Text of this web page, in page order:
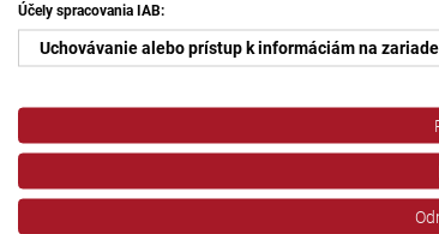
Účely spracovania IAB:
Uchovávanie alebo prístup k informáciám na
Vytvoriť profily pre personalizovanú reklamu
Použiť profily na výber personalizovanej reklamy